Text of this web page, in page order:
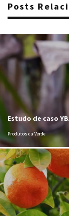
Posts
Estudo de caso
Produtos da Verde